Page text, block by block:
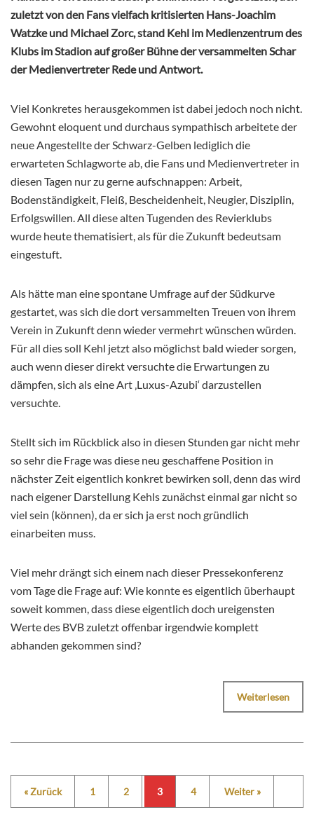
zuletzt von den Fans vielfach kritisierten Hans-Joachim
Watzke und Michael Zorc, stand Kehl im Medienzentrum des
Klubs im Stadion auf großer Bühne der versammelten Schar
der Medienvertreter Rede und Antwort.
Viel Konkretes herausgekommen ist dabei jedoch noch nicht.
Gewohnt eloquent und durchaus sympathisch arbeitete der
neue Angestellte der Schwarz-Gelben lediglich die
erwarteten Schlagworte ab, die Fans und Medienvertreter in
diesen Tagen nur zu gerne aufschnappen: Arbeit,
Bodenständigkeit, Fleiß, Bescheidenheit, Neugier, Disziplin,
Erfolgswillen. All diese alten Tugenden des Revierklubs
wurde heute thematisiert, als für die Zukunft bedeutsam
eingestuft.
Als hätte man eine spontane Umfrage auf der Südkurve
gestartet, was sich die dort versammelten Treuen von ihrem
Verein in Zukunft denn wieder vermehrt wünschen würden.
Für all dies soll Kehl jetzt also möglichst bald wieder sorgen,
auch wenn dieser direkt versuchte die Erwartungen zu
dämpfen, sich als eine Art ‚Luxus-Azubi‘ darzustellen
versuchte.
Stellt sich im Rückblick also in diesen Stunden gar nicht mehr
so sehr die Frage was diese neu geschaffene Position in
nächster Zeit eigentlich konkret bewirken soll, denn das wird
nach eigener Darstellung Kehls zunächst einmal gar nicht so
viel sein (können), da er sich ja erst noch gründlich
einarbeiten muss.
Viel mehr drängt sich einem nach dieser Pressekonferenz
vom Tage die Frage auf: Wie konnte es eigentlich überhaupt
soweit kommen, dass diese eigentlich doch ureigensten
Werte des BVB zuletzt offenbar irgendwie komplett
abhanden gekommen sind?
Weiterlesen
« Zurück 1 2 3 4 Weiter »